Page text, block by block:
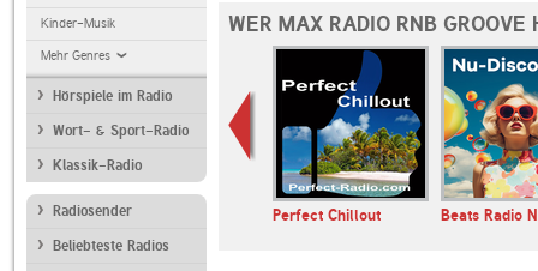
Kinder-Musik
Mehr Genres
Hörspiele im Radio
Wort- & Sport-Radio
Klassik-Radio
Radiosender
Beliebteste Radios
WER MAX RADIO RNB GROOVE
ANTENNE BAYERN
Perfect Chillout Beats Radio